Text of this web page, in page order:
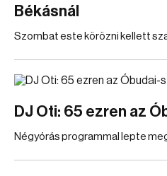
Békásnál
Szombat este körözni kellett
DJ Oti: 65 ezren az
Négyórás programmal lepte